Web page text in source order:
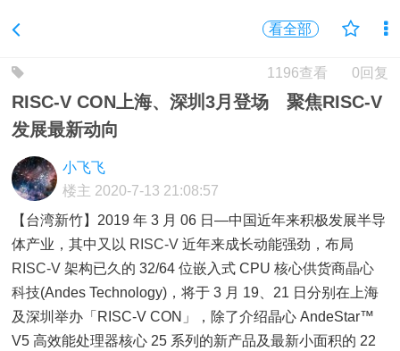
看全部
0回复
1196查看
RISC-V CON上海、深圳3月登场 聚焦RISC-V
发展最新动向
小飞飞
楼主 2020-7-13 21:08:57
【台湾新竹】2019 年 3 月 06 日—中国近年来积极发展半导
体产业，其中又以 RISC-V 近年来成长动能强劲，布局
RISC-V 架构已久的 32/64 位嵌入式 CPU 核心供货商晶心
科技(Andes Technology)，将于 3 月 19、21 日分别在上海
及深圳举办「RISC-V CON」，除了介绍晶心 AndeStar™
V5 高效能处理器核心 25 系列的新产品及最新小面积的 22